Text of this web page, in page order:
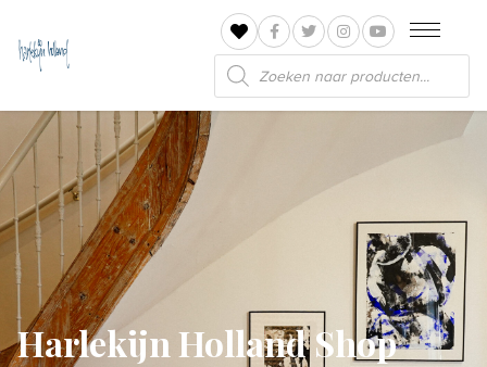
Producten
zoeken
Harlekijn Holland Shop